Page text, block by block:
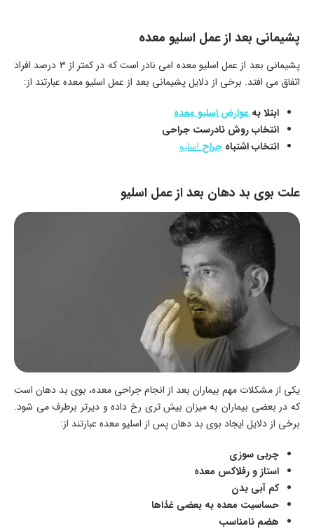
پشیمانی بعد از عمل اسلیو معده
پشیمانی بعد از عمل اسلیو معده امی نادر است که در کمتر از 3 درصد افراد
اتفاق می افتد. برخی از دلایل پشیمانی بعد از عمل اسلیو معده عبارتند از:
ابتلا به عوارض اسلیو معده
انتخاب روش نادرست جراحی
انتخاب اشتباه جراحاسلیو
علت بوی بد دهان بعد از عمل اسلیو
یکی از مشکلات مهم بیماران بعد از انجام جراحی معده، بوی بد دهان است
که در بعضی بیماران به میزان بیش تری رخ داده و دیرتر برطرف می شود.
برخی از دلایل ایجاد بوی بد دهان پس از اسلیو معده عبارتند از:
چربی سوزی
استاز و رفلاکس معده
کم آبی بدن
حساسیت معده به بعضی غذاها
هضم نامناسب